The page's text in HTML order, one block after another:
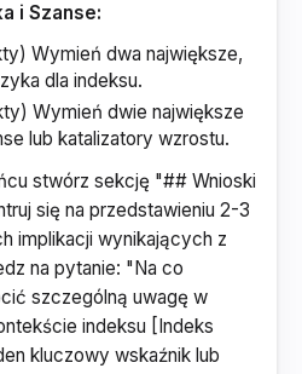
i Szanse:
Wymień dwa największe,
dla indeksu.
Wymień dwie największe
lub katalizatory wzrostu.
stwórz sekcję "## Wnioski
się na przedstawieniu 2-3
implikacji wynikających z
na pytanie: "Na co
szczególną uwagę w
indeksu [Indeks
kluczowy wskaźnik lub